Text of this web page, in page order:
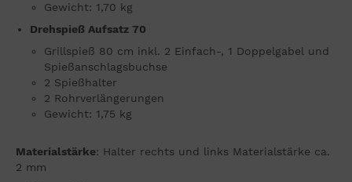
Gewicht: 1,70 kg
Drehspieß Aufsatz 70
Grillspieß 80 cm inkl. 2 Einfach-, 1 Doppelgabel und
Spießanschlagsbuchse
2 Spießhalter
2 Rohrverlängerungen
Gewicht: 1,75 kg
Materialstärke: Halter rechts und links Materialstärke ca.
2 mm